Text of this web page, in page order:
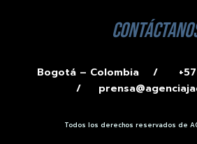
Bogotá – Colombia /
/
Todos los derechos reservados de